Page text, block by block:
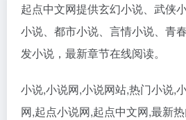
起点中文网提供玄幻小说、武侠
小说、都市小说、言情小说、青
发小说，最新章节在线阅读。
小说,小说网,小说网站,热门小说,
网,起点小说网,起点中文网,最新